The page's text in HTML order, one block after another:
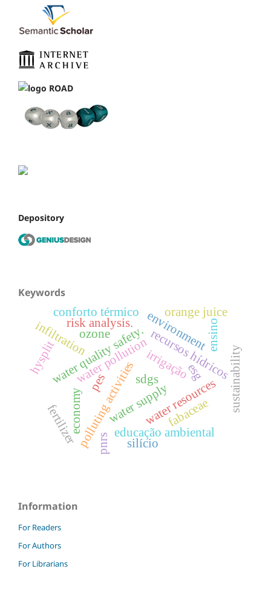
Depository
Keywords
water quality safety.
water supply
risk analysis.
water pollution
water resources
polluting activities
recursos hídricos
irrigação
conforto térmico
economy
environment
pes esg sustainability
educação ambiental
ensino
pnrs
fabaceae
silício
infiltration
sdgs
orange juice
ozone
hysplit
fertilizer
Information
For Readers
For Authors
For Librarians